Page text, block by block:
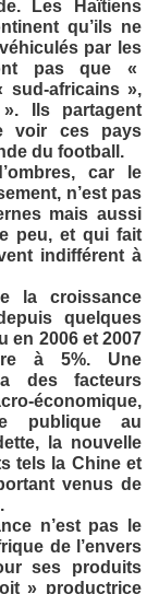
Les Haïtiens
qu’ils ne
par les
pas que «
sud-africains »,
Ils partagent
voir ces pays
du football.
car le
n’est pas
mais aussi
peu, et qui fait
indifférent à
la croissance
quelques
en 2006 et 2007
à 5%. Une
des facteurs
économique,
publique au
la nouvelle
tels la Chine et
venus de
n’est pas le
de l’envers
ses produits
» productrice